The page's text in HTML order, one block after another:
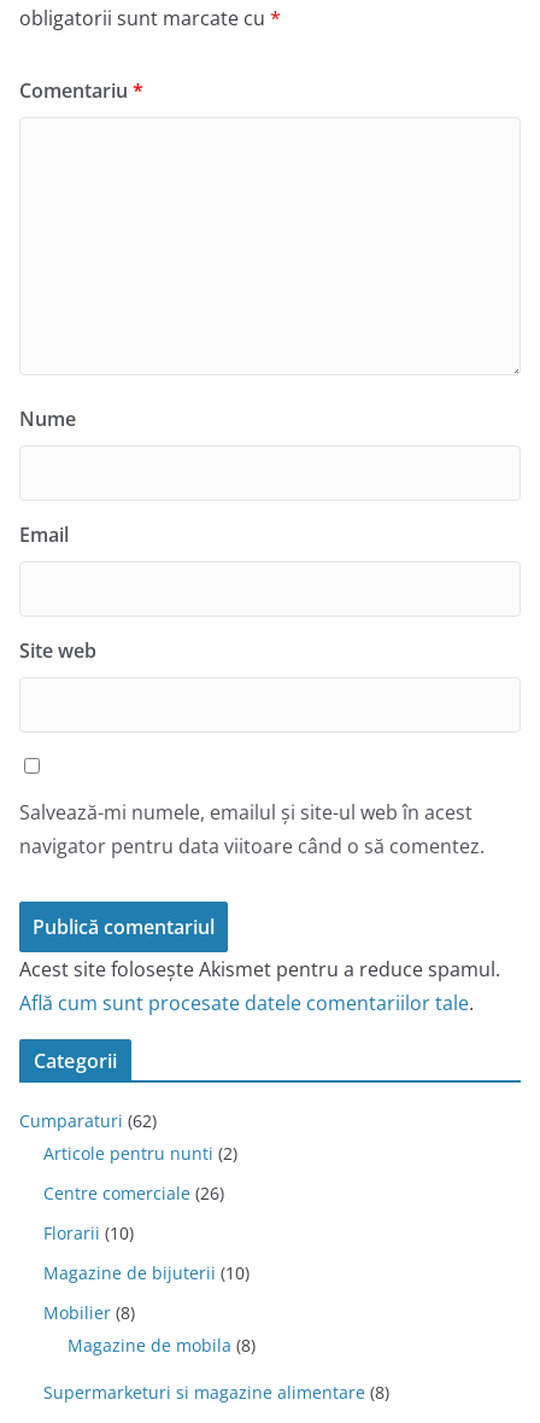
obligatorii sunt marcate cu *
Comentariu *
Nume
Email
Site web
Salvează-mi numele, emailul și site-ul web în acest
navigator pentru data viitoare când o să comentez.
Acest site folosește Akismet pentru a reduce spamul.
Află cum sunt procesate datele comentariilor tale.
Categorii
Cumparaturi (62)
Articole pentru nunti (2)
Centre comerciale (26)
Florarii (10)
Magazine de bijuterii (10)
Mobilier (8)
Magazine de mobila (8)
Supermarketuri si magazine alimentare (8)